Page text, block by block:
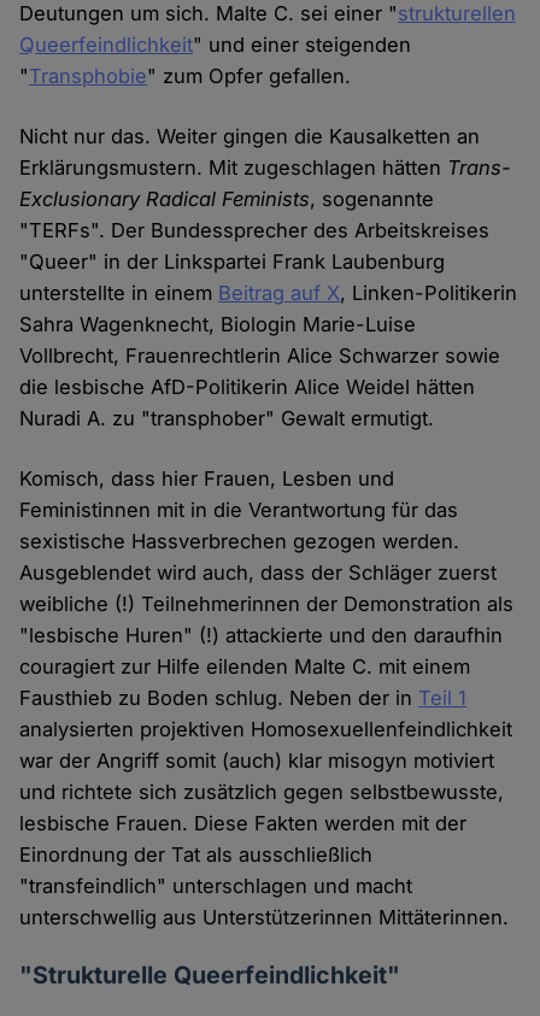
Deutungen um sich. Malte C. sei einer "strukturellen
Queerfeindlichkeit" und einer steigenden
"Transphobie" zum Opfer gefallen.
Nicht nur das. Weiter gingen die Kausalketten an
Erklärungsmustern. Mit zugeschlagen hätten Trans-
Exclusionary Radical Feminists, sogenannte
"TERFs". Der Bundessprecher des Arbeitskreises
"Queer" in der Linkspartei Frank Laubenburg
unterstellte in einem Beitrag auf X, Linken-Politikerin
Sahra Wagenknecht, Biologin Marie-Luise
Vollbrecht, Frauenrechtlerin Alice Schwarzer sowie
die lesbische AfD-Politikerin Alice Weidel hätten
Nuradi A. zu "transphober" Gewalt ermutigt.
Komisch, dass hier Frauen, Lesben und
Feministinnen mit in die Verantwortung für das
sexistische Hassverbrechen gezogen werden.
Ausgeblendet wird auch, dass der Schläger zuerst
weibliche (!) Teilnehmerinnen der Demonstration als
"lesbische Huren" (!) attackierte und den daraufhin
couragiert zur Hilfe eilenden Malte C. mit einem
Fausthieb zu Boden schlug. Neben der in Teil 1
analysierten projektiven Homosexuellenfeindlichkeit
war der Angriff somit (auch) klar misogyn motiviert
und richtete sich zusätzlich gegen selbstbewusste,
lesbische Frauen. Diese Fakten werden mit der
Einordnung der Tat als ausschließlich
"transfeindlich" unterschlagen und macht
unterschwellig aus Unterstützerinnen Mittäterinnen.
"Strukturelle Queerfeindlichkeit"